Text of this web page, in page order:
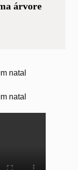
árvore